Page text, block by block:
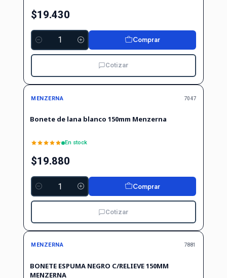
$19.430
Cantidad
Comprar
Cotizar
MENZERNA 7047
Bonete de lana blanco 150mm Menzerna
En stock
$19.880
Cantidad
Comprar
Cotizar
Agotado
MENZERNA 7881
BONETE ESPUMA NEGRO C/RELIEVE 150MM
MENZERNA